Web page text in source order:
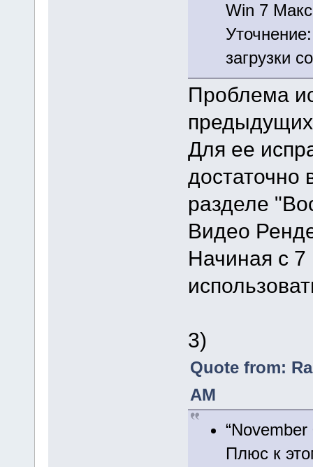
Win 7 Макс
загрузки
Проблема
Для ее
достаточно
разделе
Видео
Начиная с
3)
Quote from:
AM
Плюс к